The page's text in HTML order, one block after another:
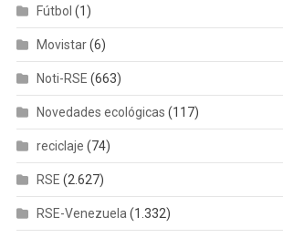
Fútbol (1)
Movistar(6)
Noti-RSE (663)
Novedades ecológicas (117)
reciclaje (74)
RSE (2.627)
RSE-Venezuela (1.332)